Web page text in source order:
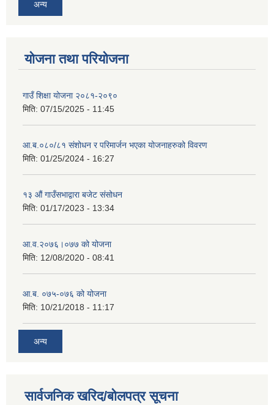
अन्य
योजना तथा परियोजना
गाउँ शिक्षा योजना २०८१-२०९०
मिति: 07/15/2025 - 11:45
आ.ब.०८०/८१ संशोधन र परिमार्जन भएका योजनाहरुको विवरण
मिति: 01/25/2024 - 16:27
१३ औं गाउँसभाद्वारा बजेट संसोधन
मिति: 01/17/2023 - 13:34
आ‍.व.२०७६।०७७ को योजना
मिति: 12/08/2020 - 08:41
आ.ब. ०७५-०७६ को योजना
मिति: 10/21/2018 - 11:17
अन्य
सार्वजनिक खरिद/बोलपत्र सूचना